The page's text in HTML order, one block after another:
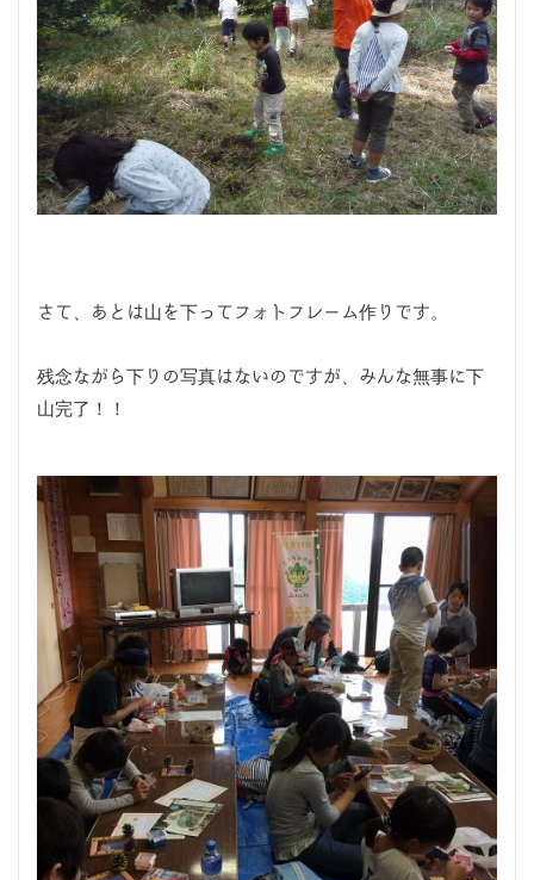
さて、あとは山を下ってフォトフレーム作りです。
残念ながら下りの写真はないのですが、みんな無事に下
山完了！！